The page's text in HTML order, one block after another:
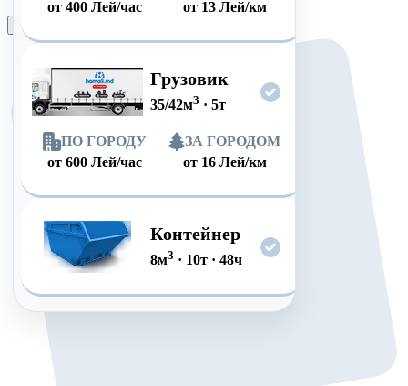
от 400 Лей/час
от 13 Лей/км
Грузовик
35/42м3 · 5т
ПО ГОРОДУ
от 600 Лей/час
ЗА ГОРОДОМ
от 16 Лей/км
Контейнер
8м3 · 10т· 48ч
Оформить заказ